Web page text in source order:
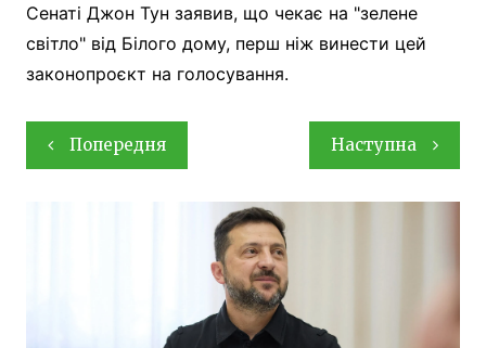
Сенаті Джон Тун заявив, що чекає на "зелене
світло" від Білого дому, перш ніж винести цей
законопроєкт на голосування.
Навігація
записів
Попередня Наступна